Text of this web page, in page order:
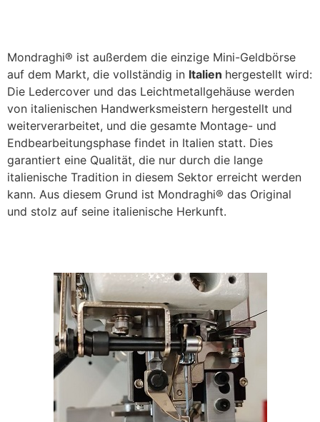
Mondraghi® ist außerdem die einzige Mini-Geldbörse
auf dem Markt, die vollständig in Italien hergestellt wird:
Die Ledercover und das Leichtmetallgehäuse werden
von italienischen Handwerksmeistern hergestellt und
weiterverarbeitet, und die gesamte Montage- und
Endbearbeitungsphase findet in Italien statt. Dies
garantiert eine Qualität, die nur durch die lange
italienische Tradition in diesem Sektor erreicht werden
kann. Aus diesem Grund ist Mondraghi® das Original
und stolz auf seine italienische Herkunft.